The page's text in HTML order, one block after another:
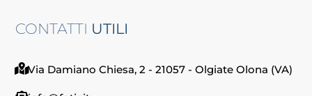
CONTATTI UTILI
Via Damiano Chiesa, 2 - 21057 - Olgiate Olona (VA)